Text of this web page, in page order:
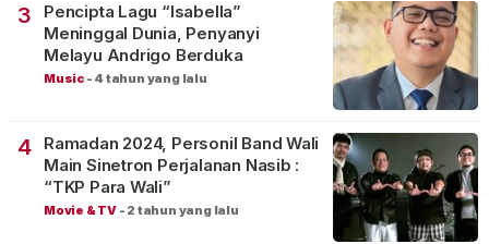
3
Pencipta Lagu “Isabella”
Meninggal Dunia, Penyanyi
Melayu Andrigo Berduka
Music - 4 tahun yang lalu
4
Ramadan 2024, Personil Band Wali
Main Sinetron Perjalanan Nasib :
“TKP Para Wali”
Movie & TV - 2 tahun yang lalu